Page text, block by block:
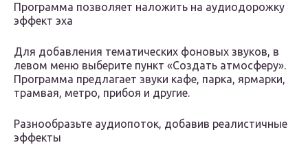
Программа позволяет наложить на аудиодорожку
эффект эха
Для добавления тематических фоновых звуков, в
левом меню выберите пункт «Создать атмосферу».
Программа предлагает звуки кафе, парка, ярмарки,
трамвая, метро, прибоя и другие.
Разнообразьте аудиопоток, добавив реалистичные
эффекты